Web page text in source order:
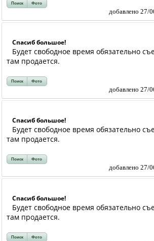
Поиск Фото
добавлено 27/
Спасиб большое!
Будет свободное время обязательно
там продается.
Поиск Фото
добавлено 27/
Спасиб большое!
Будет свободное время обязательно
там продается.
Поиск Фото
добавлено 27/
Спасиб большое!
Будет свободное время обязательно
там продается.
Поиск Фото